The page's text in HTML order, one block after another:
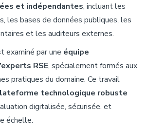
et indépendantes, incluant les
les bases de données publiques, les
et les auditeurs externes.
examiné par une équipe
RSE, spécialement formés aux
pratiques du domaine. Ce travail
technologique robuste
digitalisée, sécurisée, et
échelle.